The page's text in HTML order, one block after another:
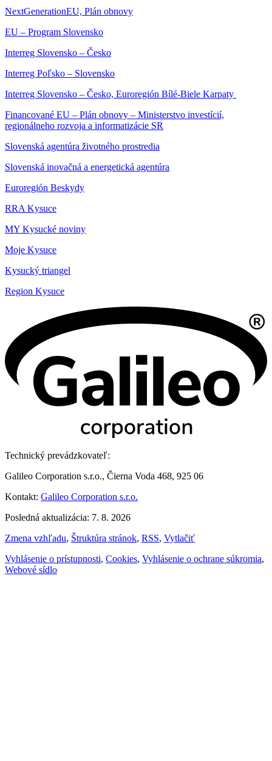
NextGenerationEU, Plán obnovy
EU – Program Slovensko
Interreg Slovensko – Česko
Interreg Poľsko – Slovensko
Interreg Slovensko – Česko, Euroregión Bílé-Biele Karpaty
Financované EU – Plán obnovy – Ministerstvo investícií,
regionálneho rozvoja a informatizácie SR
Slovenská agentúra životného prostredia
Slovenská inovačná a energetická agentúra
Euroregión Beskydy
RRA Kysuce
MY Kysucké noviny
Moje Kysuce
Kysucký triangel
Region Kysuce
Technický prevádzkovateľ:
Galileo Corporation s.r.o., Čierna Voda 468, 925 06
Kontakt: Galileo Corporation s.r.o.
Posledná aktualizácia: 7. 8. 2026
Zmena vzhľadu, Štruktúra stránok, RSS, Vytlačiť
Vyhlásenie o prístupnosti, Cookies, Vyhlásenie o ochrane súkromia,
Webové sídlo